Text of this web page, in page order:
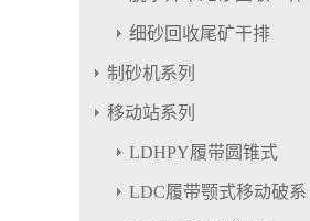
细砂回收尾矿干排
制砂机系列
移动站系列
LDHPY履带圆锥式
LDC履带颚式移动破系